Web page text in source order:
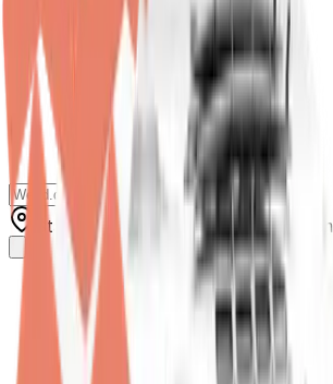
Standort wählen Versandart wählen